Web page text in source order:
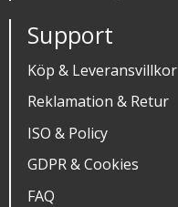
Support
Köp & Leveransvillkor
Reklamation & Retur
ISO & Policy
GDPR & Cookies
FAQ